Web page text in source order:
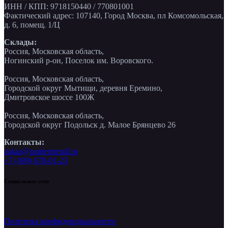
ИНН / КПП: 9718150440 / 770801001
Фактический адрес: 107140, Город Москва, пл Комсомольская,
д. 6, помещ. 1/Ц
Склады:
Россия, Московская область,
Ногинский р-он, Поселок им. Воровского.
Россия, Московская область,
Городской округ Мытищи, деревня Еремино,
Дмитровское шоссе 100Ж
Россия, Московская область,
Городской округ Подольск д. Малое Брянцево 26
Контакты:
zakaz@paritetmetall.ru
+7 (499) 678-01-23
Социальные сети
Политика конфиденциальности